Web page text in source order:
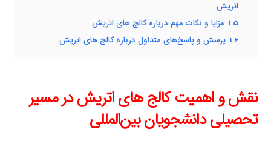
اتریش
1.5 مزایا و نکات مهم درباره کالج‌ های اتریش
1.6 پرسش و پاسخ‌های متداول درباره کالج‌ های اتریش
نقش و اهمیت کالج‌ های اتریش در مسیر
تحصیلی دانشجویان بین‌المللی